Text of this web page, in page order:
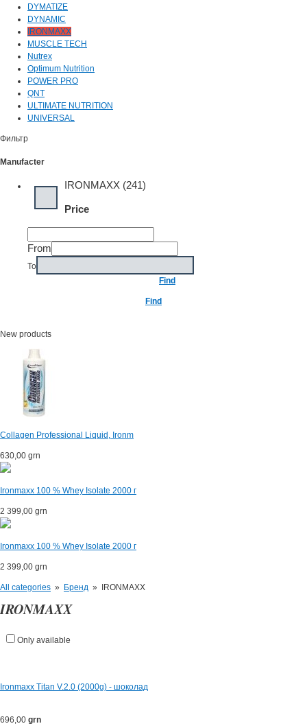
DYMATIZE
DYNAMIC
IRONMAXX
MUSCLE TECH
Nutrex
Optimum Nutrition
POWER PRO
QNT
ULTIMATE NUTRITION
UNIVERSAL
Фильтр
Manufacter
IRONMAXX (241)
Price
From
To
Find
Find
New products
Collagen Professional Liquid, Ironm
630,00 grn
Ironmaxx 100 % Whey Isolate 2000 г
2 399,00 grn
Ironmaxx 100 % Whey Isolate 2000 г
2 399,00 grn
All categories » Бренд » IRONMAXX
IRONMAXX
Only available
Ironmaxx Titan V.2.0 (2000g) - шоколад
696,00 grn